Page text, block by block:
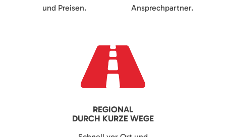
und Preisen.
Ansprechpartner.
REGIONAL
DURCH KURZE WEGE